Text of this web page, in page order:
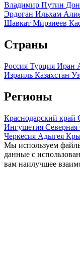
Владимир Путин
Эрдоган Ильхам
Шавкат Мирзиеев
Страны
Россия Турция Иран
Израиль Казахстан
Регионы
Краснодарский край
Ингушетия Северная
Черкесия Адыгея
Мы используем
данные с
вам наилучшее